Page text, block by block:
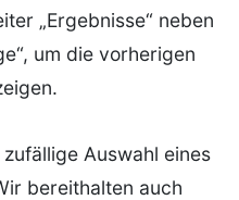
„Ergebnisse“ neben
um die vorherigen
Auswahl eines
bereithalten auch